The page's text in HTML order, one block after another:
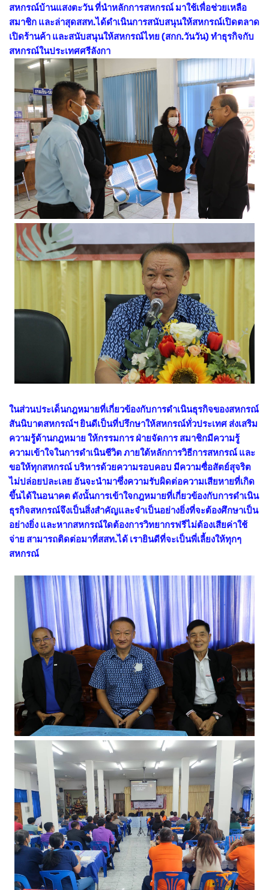
สหกรณ์บ้านแสงตะวัน ที่นำหลักการสหกรณ์ มาใช้เพื่อช่วยเหลือ
สมาชิก และล่าสุดสสท.ได้ดำเนินการสนับสนุนให้สหกรณ์เปิดตลาด
เปิดร้านค้า และสนับสนุนให้สหกรณ์ไทย (สกก.วันวัน) ทำธุรกิจกับ
สหกรณ์ในประเทศศรีลังกา
ในส่วนประเด็นกฎหมายที่เกี่ยวข้องกับการดำเนินธุรกิจของสหกรณ์
สันนิบาตสหกรณ์ฯ ยินดีเป็นที่ปรึกษาให้สหกรณ์ทั่วประเทศ ส่งเสริม
ความรู้ด้านกฎหมาย ให้กรรมการ ฝ่ายจัดการ สมาชิกมีความรู้
ความเข้าใจในการดำเนินชีวิต ภายใต้หลักการวิธีการสหกรณ์ และ
ขอให้ทุกสหกรณ์ บริหารด้วยความรอบคอบ มีความซื่อสัตย์สุจริต
ไม่ปล่อยปละเลย อันจะนำมาซึ่งความรับผิดต่อความเสียหายที่เกิด
ขึ้นได้ในอนาคต ดังนั้นการเข้าใจกฎหมายที่เกี่ยวข้องกับการดำเนิน
ธุรกิจสหกรณ์จึงเป็นสิ่งสำคัญและจำเป็นอย่างยิ่งที่จะต้องศึกษาเป็น
อย่างยิ่ง และหากสหกรณ์ใดต้องการวิทยากรฟรีไม่ต้องเสียค่าใช้
จ่าย สามารถติดต่อมาที่สสท.ได้ เรายินดีที่จะเป็นพี่เลี้ยงให้ทุกๆ
สหกรณ์